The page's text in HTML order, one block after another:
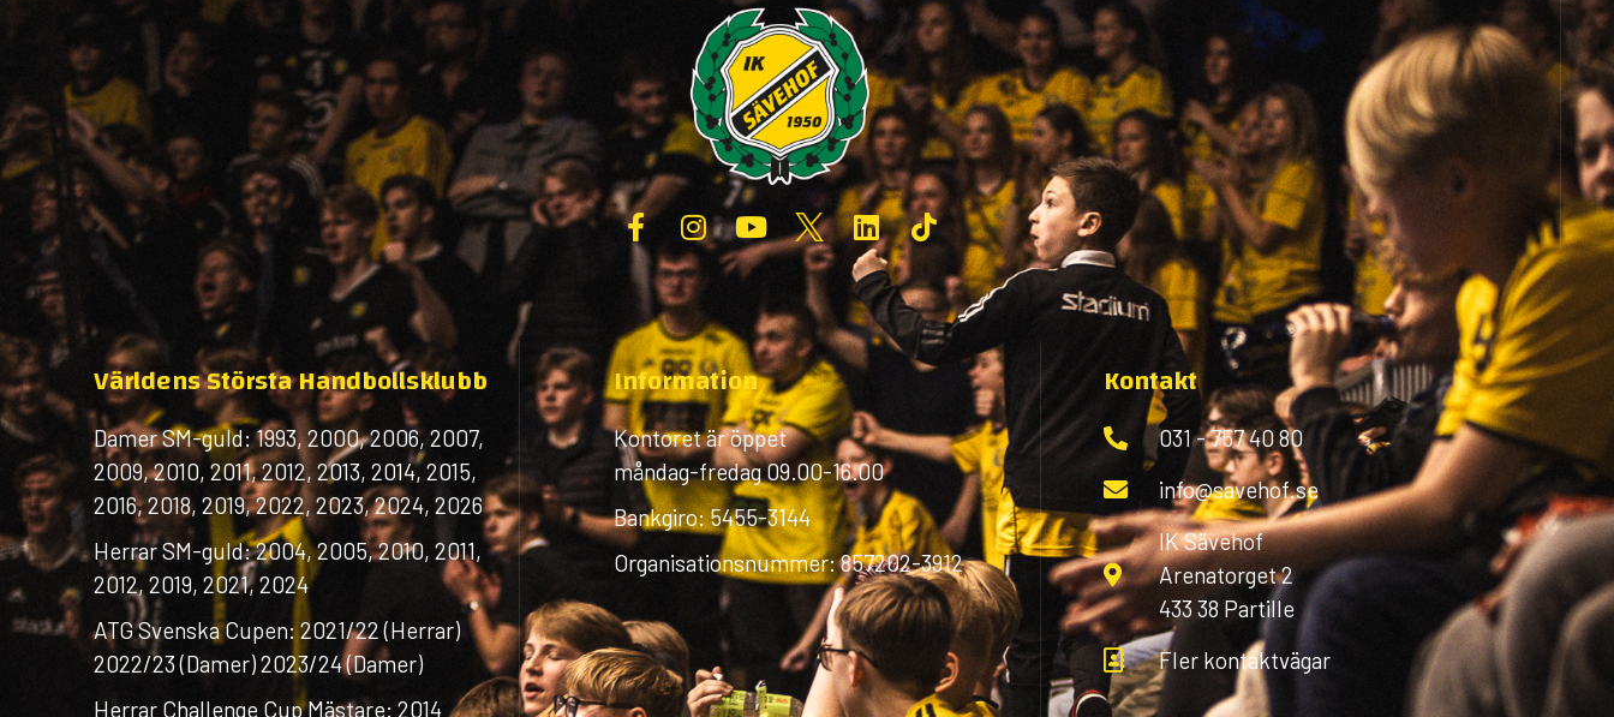
Världens Största Handbollsklubb
Damer SM-guld: 1993, 2000, 2006, 2007,
2009, 2010, 2011, 2012, 2013, 2014, 2015,
2016, 2018, 2019, 2022, 2023, 2024, 2026
Herrar SM-guld: 2004, 2005, 2010, 2011,
2012, 2019, 2021, 2024
ATG Svenska Cupen: 2021/22 (Herrar)
2022/23 (Damer) 2023/24 (Damer)
Herrar Challenge Cup Mästare: 2014
Information
Kontoret är öppet
måndag-fredag 09.00-16.00
Bankgiro: 5455-3144
Organisationsnummer: 857202-3912
Kontakt
031 - 757 40 80
info@savehof.se
IK Sävehof
Arenatorget 2
433 38 Partille
Fler kontaktvägar